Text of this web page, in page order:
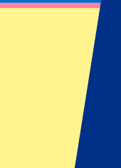
Kaufen Sie
Hier finden Sie alle